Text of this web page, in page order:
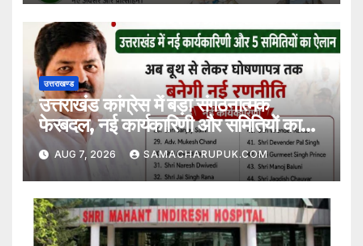
उत्तराखण्ड
उत्तराखंड कांग्रेस में बड़ा संगठनात्मक
फेरबदल, नई कार्यकारिणी और समितियों का
गठनAUG 7, 2026 SAMACHARUPUK.COM